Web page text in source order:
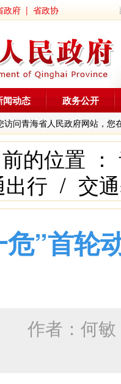
政府 | 省政协
访问青海省人民政府网站，您
闻动态 政务公开
的位置 ：
行 / 交
”首轮
作者： 何敏